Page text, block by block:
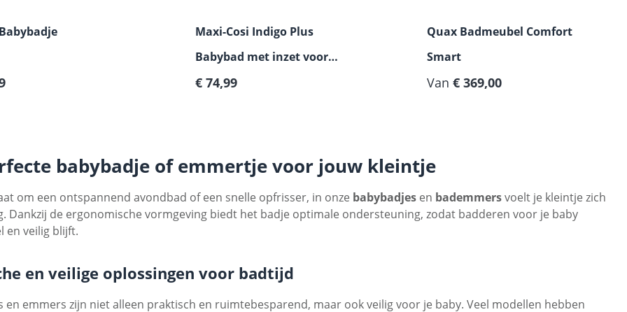
prijs:
Maxi-Cosi Indigo Plus
Babybad met inzet voor
pasgeborenen
Normale prijs:
€ 74,99
Quax Badmeubel Comfort
Smart
Normale prijs:
Van € 369,00
babybadje of emmertje voor jouw kleintje
om een ontspannend avondbad of een snelle opfrisser, in onze babybadjes en bademmersvoelt je kleintje zich
Dankzij de ergonomische vormgeving biedt het badje optimale ondersteuning, zodat badderen voor je baby
en veilig blijft.
en veilige oplossingen voor badtijd
en emmers zijn niet alleen praktisch en ruimtebesparend, maar ook veilig voor je baby. Veel modellen hebben